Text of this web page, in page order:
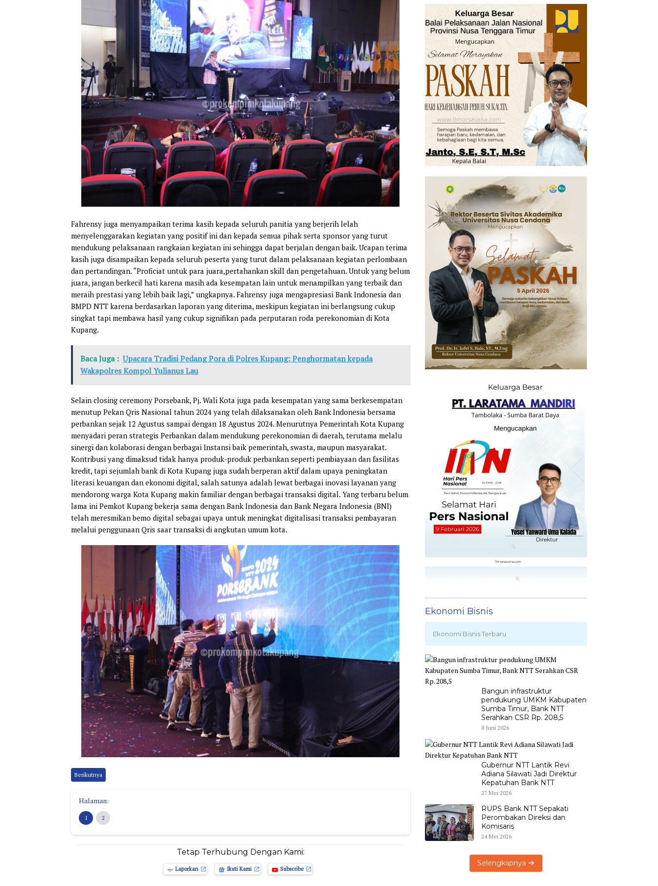
Fahrensy juga menyampaikan terima kasih kepada seluruh panitia yang berjerih lelah
menyelenggarakan kegiatan yang positif ini dan kepada semua pihak serta sponsor yang turut
mendukung pelaksanaan rangkaian kegiatan ini sehingga dapat berjalan dengan baik. Ucapan terima
kasih juga disampaikan kepada seluruh peserta yang turut dalam pelaksanaan kegiatan perlombaan
dan pertandingan. “Proficiat untuk para juara,pertahankan skill dan pengetahuan. Untuk yang belum
juara, jangan berkecil hati karena masih ada kesempatan lain untuk menampilkan yang terbaik dan
meraih prestasi yang lebih baik lagi,” ungkapnya. Fahrensy juga mengapresiasi Bank Indonesia dan
BMPD NTT karena berdasarkan laporan yang diterima, meskipun kegiatan ini berlangsung cukup
singkat tapi membawa hasil yang cukup signifikan pada perputaran roda perekonomian di Kota
Kupang.
Baca Juga : Upacara Tradisi Pedang Pora di Polres Kupang: Penghormatan kepada
Wakapolres Kompol Yulianus Lau
Selain closing ceremony Porsebank, Pj. Wali Kota juga pada kesempatan yang sama berkesempatan
menutup Pekan Qris Nasional tahun 2024 yang telah dilaksanakan oleh Bank Indonesia bersama
perbankan sejak 12 Agustus sampai dengan 18 Agustus 2024. Menurutnya Pemerintah Kota Kupang
menyadari peran strategis Perbankan dalam mendukung perekonomian di daerah, terutama melalu
sinergi dan kolaborasi dengan berbagai Instansi baik pemerintah, swasta, maupun masyarakat.
Kontribusi yang dimaksud tidak hanya produk-produk perbankan seperti pembiayaan dan fasilitas
kredit, tapi sejumlah bank di Kota Kupang juga sudah berperan aktif dalam upaya peningkatan
literasi keuangan dan ekonomi digital, salah satunya adalah lewat berbagai inovasi layanan yang
mendorong warga Kota Kupang makin familiar dengan berbagai transaksi digital. Yang terbaru belum
lama ini Pemkot Kupang bekerja sama dengan Bank Indonesia dan Bank Negara Indonesia (BNI)
telah meresmikan bemo digital sebagai upaya untuk meningkat digitalisasi transaksi pembayaran
melalui penggunaan Qris saar transaksi di angkutan umum kota.
Berikutnya
Halaman:
1 2
Tetap Terhubung Dengan Kami:
Laporkan Ikuti Kami Subscribe
Ekonomi Bisnis
Ekonomi Bisnis Terbaru
Bangun infrastruktur
pendukung UMKM Kabupaten
Sumba Timur, Bank NTT
Serahkan CSR Rp. 208,5
8 Juni 2026
Gubernur NTT Lantik Revi
Adiana Silawati Jadi Direktur
Kepatuhan Bank NTT
27 Mei 2026
RUPS Bank NTT Sepakati
Perombakan Direksi dan
Komisaris
24 Mei 2026
Selengkapnya